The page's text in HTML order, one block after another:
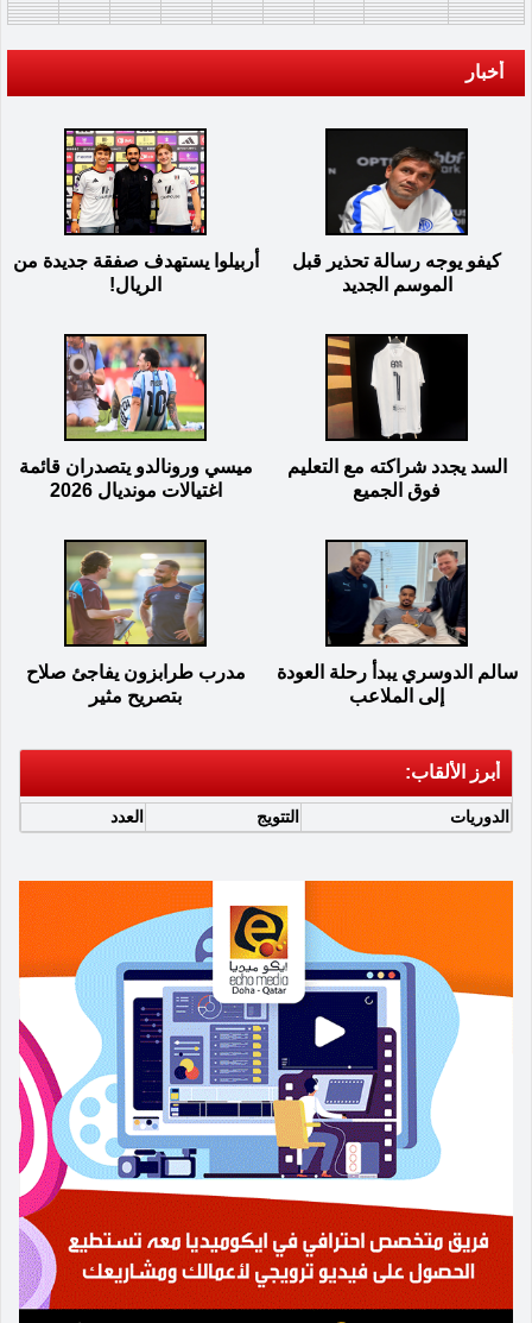
أخبار
كيفو يوجه رسالة تحذير قبل
الموسم الجديد
أربيلوا يستهدف صفقة جديدة من
الريال!
السد يجدد شراكته مع التعليم
فوق الجميع
ميسي ورونالدو يتصدران قائمة
اغتيالات مونديال 2026
سالم الدوسري يبدأ رحلة العودة
إلى الملاعب
مدرب طرابزون يفاجئ صلاح
بتصريح مثير
أبرز الألقاب:
الدوريات التتويج العدد